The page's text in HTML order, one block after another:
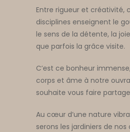
Entre rigueur et créativité,
disciplines enseignent le
le sens de la détente, la
que parfois la grâce visite.
C’est ce bonheur
corps et âme à notre
souhaite vous faire
Au cœur d’une nature
serons les jardiniers de